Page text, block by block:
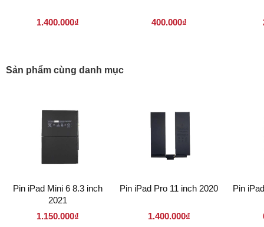
1.400.000₫ 400.000₫
Sản phẩm cùng danh mục
Pin iPad Mini 6 8.3 inch
2021
1.150.000₫
Pin iPad Pro 11 inch 2020
1.400.000₫
Pin